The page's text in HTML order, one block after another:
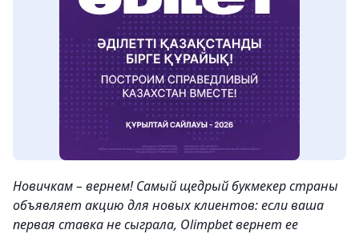
Новичкам – вернем! Самый щедрый букмекер страны
объявляет акцию для новых клиентов: если ваша
первая ставка не сыграла, Olimpbet вернет ее